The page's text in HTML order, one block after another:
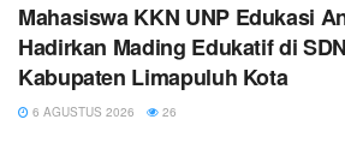
Mahasiswa KKN UNP Edukasi
Hadirkan Mading Edukatif di
Kabupaten Limapuluh Kota
6 AGUSTUS 2026 26